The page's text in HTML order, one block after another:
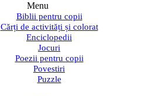
Menu
Biblii pentru copii
Cărți de activități și colorat
Enciclopedii
Jocuri
Poezii pentru copii
Povestiri
Puzzle